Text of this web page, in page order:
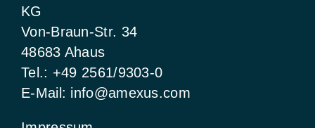
KG
Von-Braun-Str. 34
48683 Ahaus
Tel.: +49 2561/9303-0
E-Mail: info@amexus.com